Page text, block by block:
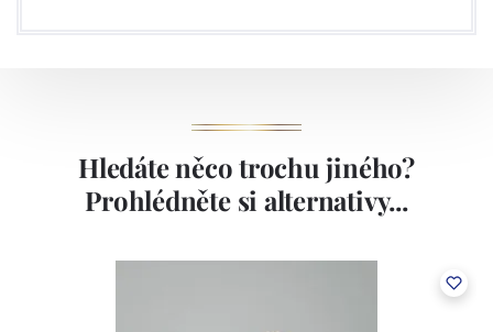
Hledáte něco trochu jiného?
Prohlédněte si alternativy...